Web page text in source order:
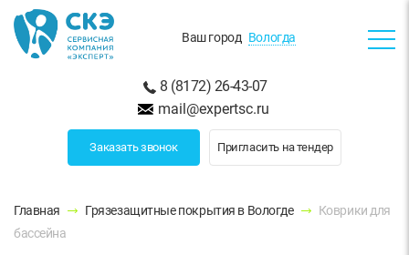
Ваш город Вологда
8 (8172) 26-43-07
mail@expertsc.ru
Заказать звонок Пригласить на тендер
Главная Грязезащитные покрытия в Вологде
Коврики для
бассейна